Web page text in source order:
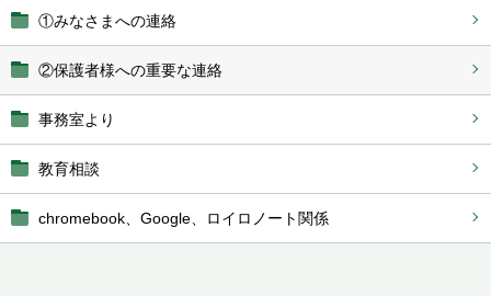
①みなさまへの連絡
②保護者様への重要な連絡
事務室より
教育相談
chromebook、Google、ロイロノート関係